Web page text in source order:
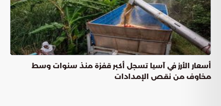
أسعار الأرز في آسيا تسجل أكبر قفزة منذ سنوات وسط
مخاوف من نقص الإمدادات